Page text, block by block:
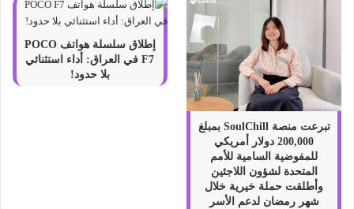
تبرعت منصة SoulChill بمبلغ
200,000 دولار أمريكي
للمفوضية السامية للأمم
المتحدة لشؤون اللاجئين
وأطلقت حملة خيرية خلال
شهر رمضان لدعم الأسر
إطلاق سلسلة هواتف POCO
F7 في العراق: أداء استثنائي
بلا حدود!